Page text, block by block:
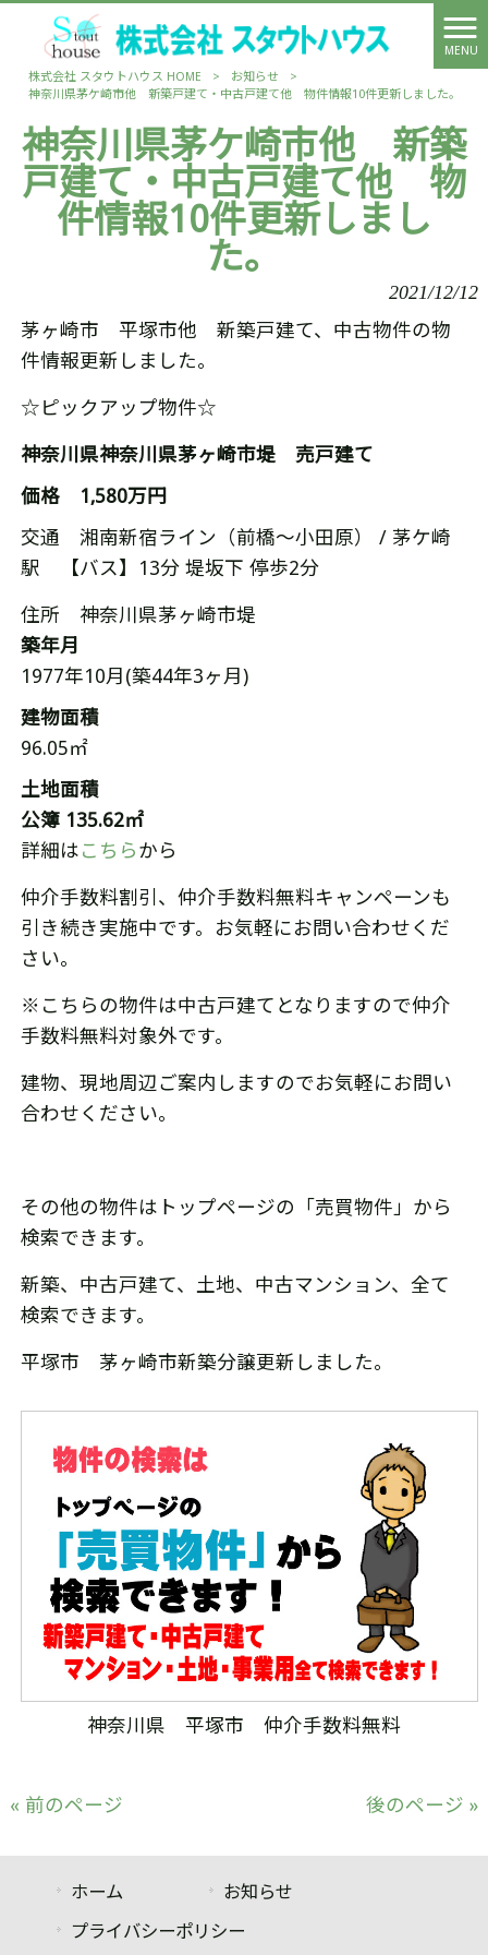
MENU
株式会社 スタウトハウス HOME
> お知らせ
>
神奈川県茅ケ崎市他 新築戸建て・中古戸建て他 物件情報10件更新しました。
神奈川県茅ケ崎市他 新築
戸建て・中古戸建て他 物
件情報10件更新しまし
た。
2021/12/12
茅ヶ崎市 平塚市他 新築戸建て、中古物件の物
件情報更新しました。
☆ピックアップ物件☆
神奈川県神奈川県茅ヶ崎市堤 売戸建て
価格 1,580万円
交通 湘南新宿ライン（前橋〜小田原） / 茅ケ崎
駅 【バス】13分 堤坂下 停歩2分
住所 神奈川県茅ヶ崎市堤
築年月
1977年10月(築44年3ヶ月)
建物面積
96.05㎡
土地面積
公簿 135.62㎡
詳細は こちら から
仲介手数料割引、仲介手数料無料キャンペーンも
引き続き実施中です。お気軽にお問い合わせくだ
さい。
※こちらの物件は中古戸建てとなりますので仲介
手数料無料対象外です。
建物、現地周辺ご案内しますのでお気軽にお問い
合わせください。
その他の物件はトップページの「売買物件」から
検索できます。
新築、中古戸建て、土地、中古マンション、全て
検索できます。
平塚市 茅ヶ崎市新築分譲更新しました。
神奈川県 平塚市 仲介手数料無料
« 前のページ 後のページ »
ホーム
お知らせ
プライバシーポリシー